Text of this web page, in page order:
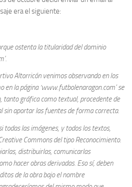
era el siguiente:
ostenta la titularidad del dominio
Altorricón venimos observando en los
en la página ‘www.futbolenaragon.com’ se
tanto gráfica como textual, procedente de
sin aportar las fuentes de forma correcta.
todas las imágenes, y todos los textos,
Commons del tipo Reconocimiento.
distribuirlas, comunicarlas
hacer obras derivadas. Eso sí, deben
de la obra bajo el nombre